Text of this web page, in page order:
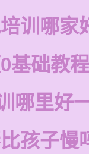
训哪家
基础教程
哪里好
孩子慢